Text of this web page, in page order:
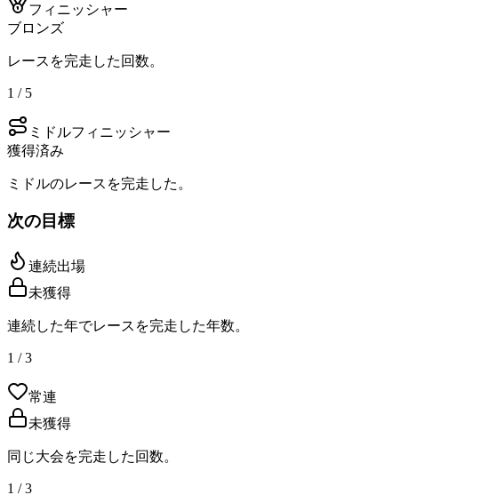
フィニッシャー
ブロンズ
レースを完走した回数。
1 / 5
ミドルフィニッシャー
獲得済み
ミドルのレースを完走した。
次の目標
連続出場
未獲得
連続した年でレースを完走した年数。
1 / 3
常連
未獲得
同じ大会を完走した回数。
1 / 3